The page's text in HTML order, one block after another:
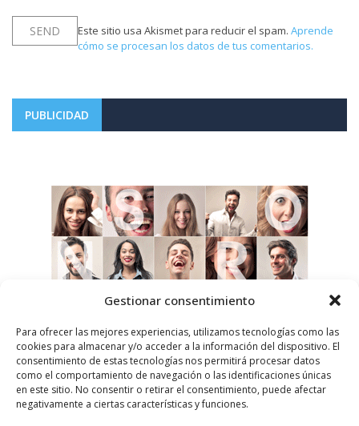
Gestionar consentimiento
Para ofrecer las mejores experiencias, utilizamos tecnologías como las
cookies para almacenar y/o acceder a la información del dispositivo. El
consentimiento de estas tecnologías nos permitirá procesar datos
como el comportamiento de navegación o las identificaciones únicas
en este sitio. No consentir o retirar el consentimiento, puede afectar
negativamente a ciertas características y funciones.
Este sitio usa Akismet para reducir el spam. Aprende
cómo se procesan los datos de tus comentarios.
PUBLICIDAD